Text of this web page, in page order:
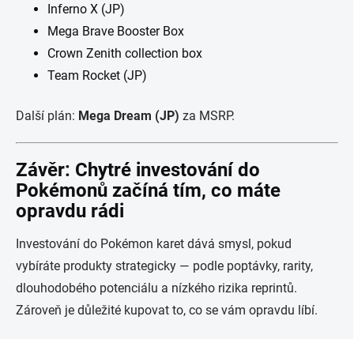
Inferno X (JP)
Mega Brave Booster Box
Crown Zenith collection box
Team Rocket (JP)
Další plán: Mega Dream (JP) za MSRP.
Závěr: Chytré investování do
Pokémonů začíná tím, co máte
opravdu rádi
Investování do Pokémon karet dává smysl, pokud
vybíráte produkty strategicky — podle poptávky, rarity,
dlouhodobého potenciálu a nízkého rizika reprintů.
Zároveň je důležité kupovat to, co se vám opravdu líbí.